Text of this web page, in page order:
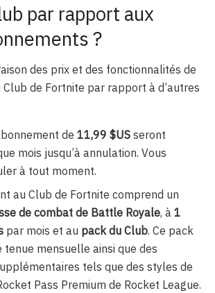
par rapport aux
?
des prix et des fonctionnalités de
Club de Fortnite par rapport à d’autres
de11,99 $US seront
mois jusqu’à annulation. Vous
à tout moment.
au Club de Fortnite comprend un
de combat de Battle Royale, à1
par mois et au pack du Club. Ce pack
tenue mensuelle ainsi que des
tels que des styles de
Pass Premium de Rocket League.